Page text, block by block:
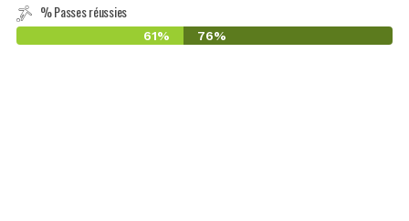
% Passes réussies
61% 76%